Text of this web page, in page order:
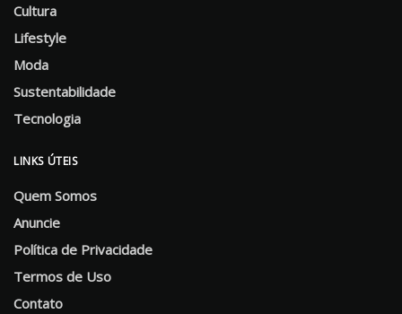
Cultura
Lifestyle
Moda
Sustentabilidade
Tecnologia
LINKS ÚTEIS
Quem Somos
Anuncie
Política de Privacidade
Termos de Uso
Contato